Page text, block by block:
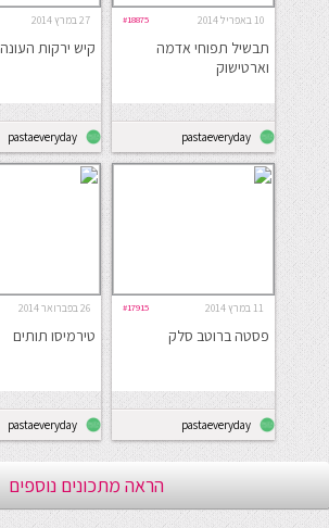
10 באפריל 2014 #18875
תבשיל תפוחי אדמה
וארטישוק
pastaeveryday
27 במרץ 2014
קיש ירקות העונה
pastaeveryday
11 במרץ 2014 #17915
פסטה ברוטב סלק
pastaeveryday
26 בפברואר 2014
טירמיסו תותים
pastaeveryday
הראה מתכונים נוספים